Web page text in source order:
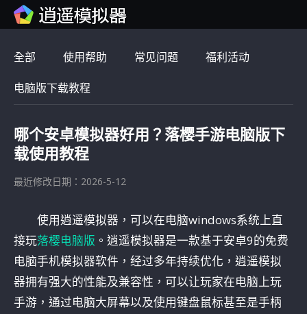
全部 使用帮助 常见问题 福利活动
电脑版下载教程
哪个安卓模拟器好用？落樱手游电脑版下
载使用教程
最近修改日期：2026-5-12
使用逍遥模拟器，可以在电脑windows系统上直
接玩落樱电脑版 。逍遥模拟器是一款基于安卓9的免费
电脑手机模拟器软件，经过多年持续优化，逍遥模拟
器拥有强大的性能及兼容性，可以让玩家在电脑上玩
手游，通过电脑大屏幕以及使用键盘鼠标甚至是手柄